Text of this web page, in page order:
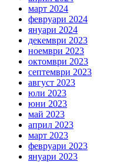
март 2024
февруари 2024
януари 2024
декември 2023
ноември 2023
октомври 2023
септември 2023
август 2023
юли 2023
юни 2023
май 2023
април 2023
март 2023
февруари 2023
януари 2023